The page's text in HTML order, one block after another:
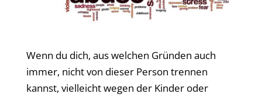
Wenn du dich, aus welchen Gründen auch
immer, nicht von dieser Person trennen
kannst, vielleicht wegen der Kinder oder